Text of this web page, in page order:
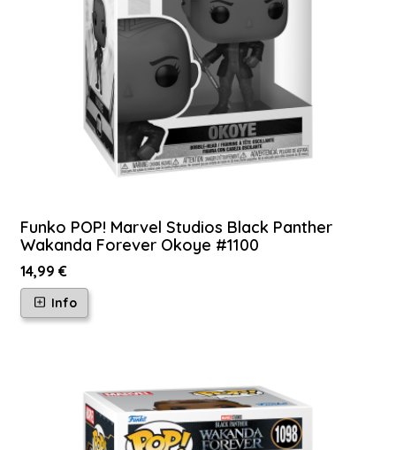
Funko POP! Marvel Studios Black Panther
Wakanda Forever Okoye #1100
14,99 €
Info